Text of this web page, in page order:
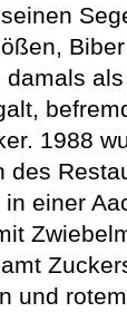
damals
1988
des
einer
und